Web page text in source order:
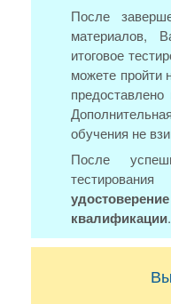
После
материалов,
итоговое
можете пройти
обучения не
После
квалификации.